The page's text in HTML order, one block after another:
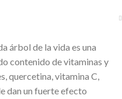
árbol de la vida es una
contenido de vitaminas y
quercetina, vitamina C,
dan un fuerte efecto